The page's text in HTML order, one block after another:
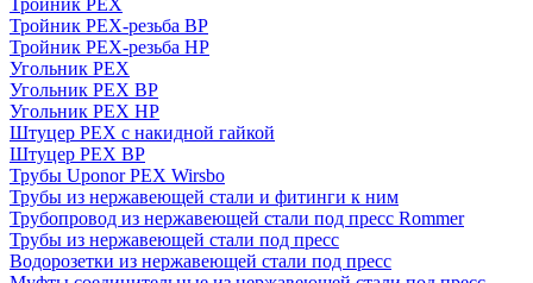
Тройник PEX-резьба ВР
Тройник PEX-резьба НР
Угольник PEX
Угольник PEX ВР
Угольник PEX НР
Штуцер PEX c накидной гайкой
Штуцер PEX ВР
Трубы Uponor PEX Wirsbo
Трубы из нержавеющей стали и фитинги к ним
Трубопровод из нержавеющей стали под пресс Rommer
Трубы из нержавеющей стали под пресс
Водорозетки из нержавеющей стали под пресс